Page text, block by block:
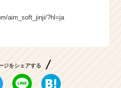
aim_soft_jinji/?hl=ja
ジをシェアする